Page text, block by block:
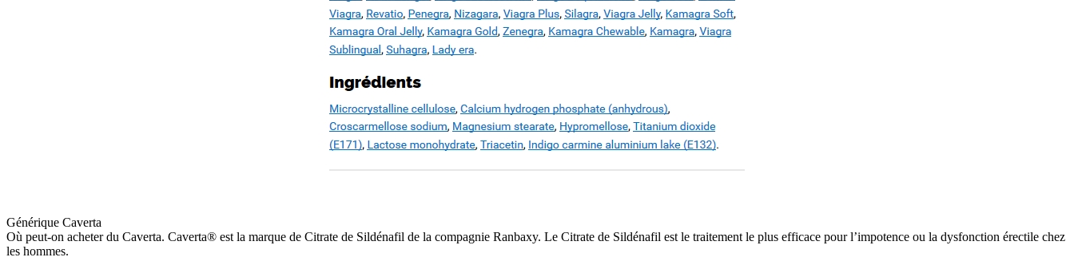
Générique Caverta
Où peut-on acheter du Caverta. Caverta® est la marque de Citrate de Sildénafil de la compagnie Ranbaxy. Le Citrate de Sildénafil est le traitement le plus efficace pour l’impotence ou la dysfonction érectile chez
les hommes.